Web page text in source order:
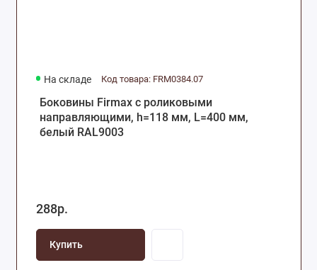
На складе Код товара: FRM0384.07
Боковины Firmax с роликовыми
направляющими, h=118 мм, L=400 мм,
белый RAL9003
288р.
Купить